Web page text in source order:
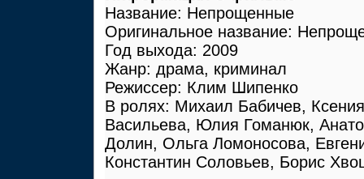
Название: Непрощенные
Оригинальное название:
Год выхода: 2009
Жанр: драма, криминал
Режиссер: Клим Шипенко
В ролях: Михаил Бабичев,
Васильева, Юлия Гоманюк,
Долин, Ольга Ломоносова,
Константин Соловьев, Борис